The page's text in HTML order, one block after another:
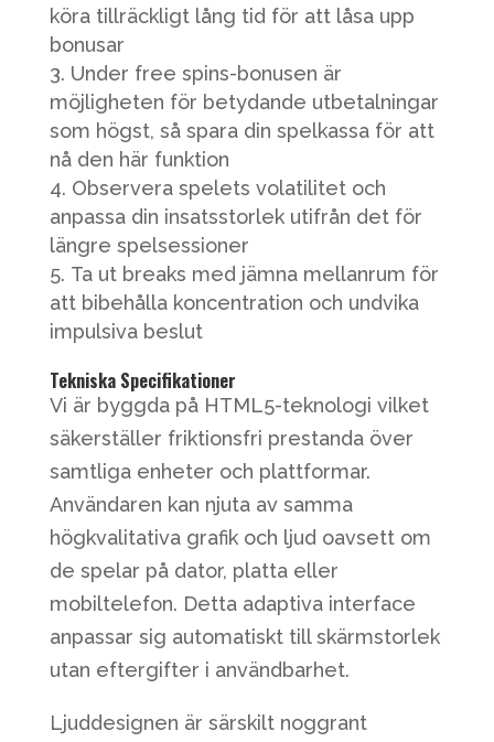
köra tillräckligt lång tid för att låsa upp
bonusar
Under free spins-bonusen är
möjligheten för betydande utbetalningar
som högst, så spara din spelkassa för att
nå den här funktion
Observera spelets volatilitet och
anpassa din insatsstorlek utifrån det för
längre spelsessioner
Ta ut breaks med jämna mellanrum för
att bibehålla koncentration och undvika
impulsiva beslut
Tekniska Specifikationer
Vi är byggda på HTML5-teknologi vilket
säkerställer friktionsfri prestanda över
samtliga enheter och plattformar.
Användaren kan njuta av samma
högkvalitativa grafik och ljud oavsett om
de spelar på dator, platta eller
mobiltelefon. Detta adaptiva interface
anpassar sig automatiskt till skärmstorlek
utan eftergifter i användbarhet.
Ljuddesignen är särskilt noggrant